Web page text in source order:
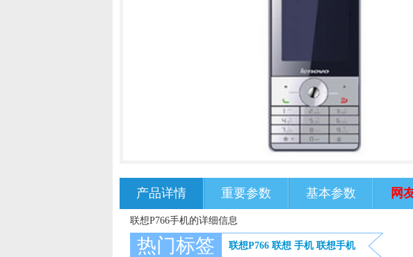
产品详情 重要参数 基本参数 网
联想P766手机的详细信息
热门标签 联想P766 联想 手机 联想手机